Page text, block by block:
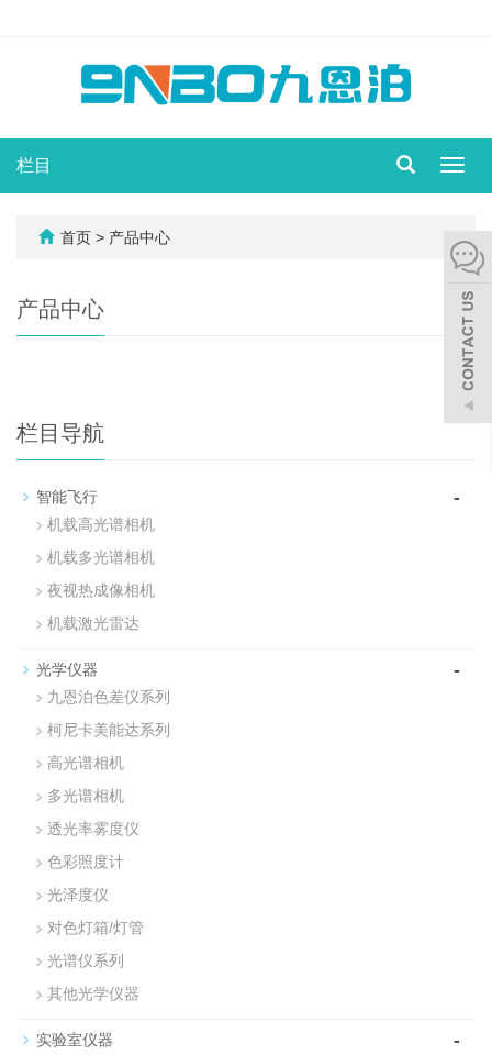
切
换
栏目
首页 > 产品中心
产品中心
栏目导航
智能飞行 -
机载高光谱相机
机载多光谱相机
夜视热成像相机
机载激光雷达
光学仪器 -
九恩泊色差仪系列
柯尼卡美能达系列
高光谱相机
多光谱相机
透光率雾度仪
色彩照度计
光泽度仪
对色灯箱/灯管
光谱仪系列
其他光学仪器
实验室仪器 -